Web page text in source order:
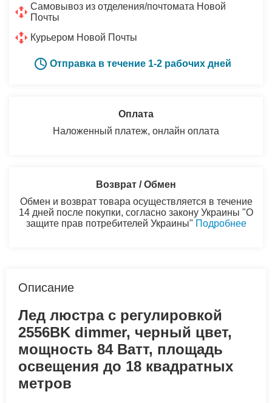
Самовывоз из отделения/почтомата Новой
Почты
Курьером Новой Почты
Отправка в течение 1-2 рабочих дней
Оплата
Наложенный платеж, онлайн оплата
Возврат / Обмен
Обмен и возврат товара осуществляется в течение
14 дней после покупки, согласно закону Украины "О
защите прав потребителей Украины" Подробнее
Описание
Лед люстра с регулировкой
2556BK dimmer, черный цвет,
мощность 84 Ватт, площадь
освещения до 18 квадратных
метров